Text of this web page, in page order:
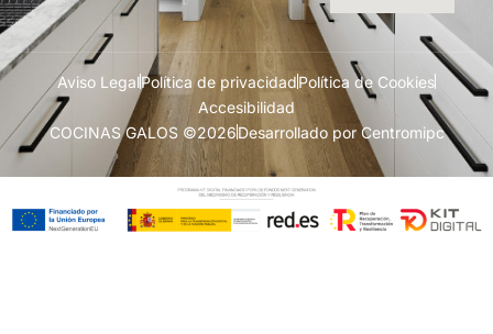
Aviso LegalPolítica de privacidadPolítica de Cookies
Accesibilidad
COCINAS GALOS ©2026Desarrollado por Centromipc